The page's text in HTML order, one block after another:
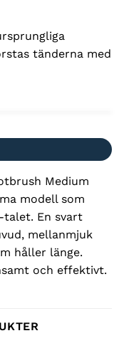
tänderna med
Medium
modell som
talet. En svart
mellanmjuk
håller länge.
och effektivt.